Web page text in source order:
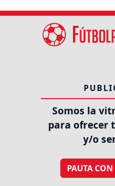
Somos la
para ofrecer
y/o
PAUTA